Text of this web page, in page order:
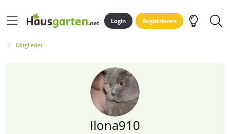
Login Registrieren
Mitglieder
Ilona910